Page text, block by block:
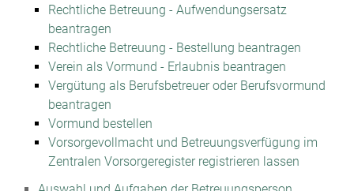
Rechtliche Betreuung - Aufwendungsersatz
beantragen
Rechtliche Betreuung - Bestellung beantragen
Verein als Vormund - Erlaubnis beantragen
Vergütung als Berufsbetreuer oder Berufsvormund
beantragen
Vormund bestellen
Vorsorgevollmacht und Betreuungsverfügung im
Zentralen Vorsorgeregister registrieren lassen